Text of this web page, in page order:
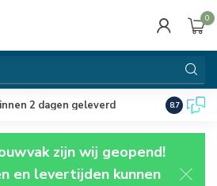
0
2 dagen geleverd 8.7
zijn wij geopend!
en levertijden kunnen